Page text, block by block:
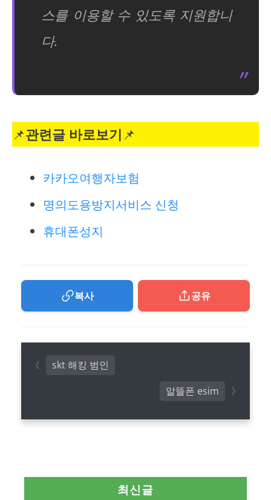
스를 이용할 수 있도록 지원합니
다.
📌관련글 바로보기 📌
카카오여행자보험
명의도용방지서비스 신청
휴대폰성지
복사 공유
알뜰폰 esim
skt 해킹 범인
최신글